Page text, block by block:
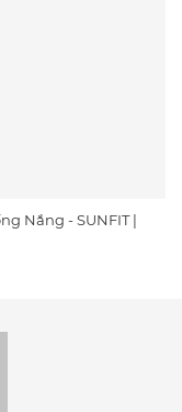
Nắng - SUNFIT |